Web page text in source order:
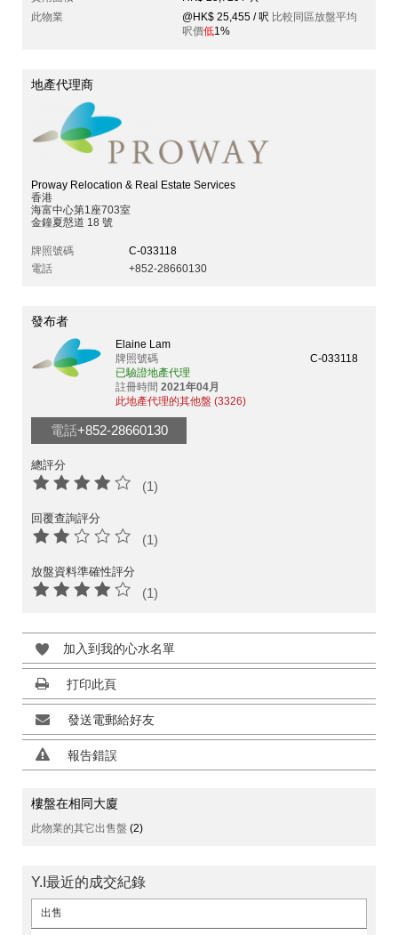
此物業
@HK$ 25,455 / 呎 比較同區放盤平均
呎價低1%
地產代理商
Proway Relocation & Real Estate Services
香港
海富中心第1座703室
金鐘夏慤道 18 號
牌照號碼
C-033118
電話
+852-28660130
發布者
Elaine Lam
牌照號碼
C-033118
已驗證地產代理
註冊時間 2021年04月
此地產代理的其他盤 (3326)
電話+852-28660130
總評分
(1)
回覆查詢評分
(1)
放盤資料準確性評分
(1)
加入到我的心水名單
打印此頁
發送電郵給好友
報告錯誤
樓盤在相同大廈
此物業的其它出售盤 (2)
Y.I最近的成交紀錄
出售